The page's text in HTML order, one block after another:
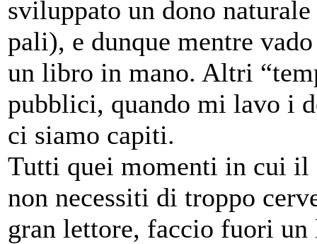
sviluppato un dono
pali), e dunque mentre
un libro in mano. Altri
pubblici, quando mi lavo i
ci siamo capiti.
Tutti quei momenti in cui il
non necessiti di troppo
gran lettore, faccio fuori